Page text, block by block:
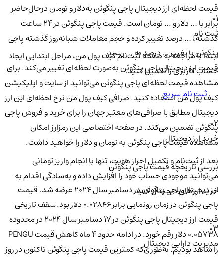
قیمت لحظه‌ای ارز دیجیتال پاجی پنگوئن به‌دلار و تومان درحال‌حاضر
برابر با … دلار و ... تومان است. قیمت پاجی پنگوئن در ۲۴ ساعت
گذشته، … درصد تغییر کرده و حجم معاملات شبانه‌روز گذشته پاجی
پنگوئن با تغییر … درصد به … رسید.
قیمت ارز دیجیتال پاجی پنگوئن به‌صورت لحظه‌ای تغییر می‌کند. برای
مشاهده قیمت لحظه‌ای پاجی پنگوئن می‌توانید از سایت و اپلیکیشن
کیف پول من استفاده کنید. صرافی کیف پول من نرخ لحظه‌ای این ارز
دیجیتال مطابق با صرافی‌های معتبر جهان را برای خرید و فروش پاجی
پنگوئن تضمین می‌کند. در صفحه اختصاصی این رمزارز امکان
مشاهده قیمت پاجی پنگوئن به تومان و دلار را خواهید داشت.
بررسی تاریخچه قیمت پاجی پنگوئن
ارز دیجیتال پاجی پنگوئن در دسامبر سال ۲۰۲۴ عرضه شد. قیمت
پاجی پنگوئن در زمان رونمایی برابر ۰.۰۲۸۴۶ دلار بود. سقف تاریخی
قیمت ارز دیجیتال پاجی پنگوئن در ۱۷ دسامبر سال ۲۰۲۴ در محدوده
۰.۰۵۷۳۸ دلار رقم خورد. در ادامه حدود ۴ ماه کاهش قیمت PENGU
را شاهد بودیم. به‌طوری‌که کمترین قیمت پاجی پنگوئن تاکنون در روز
01
ثبت نام
ابتدا با مراجعه به صفحه ثبت‌نام کیف‌ پول من، مراحل ابتدایی ایجاد
حساب کاربری را تکمیل کنید.
ثبت نام سریع
02
خرید ارز دیجیتال
بعد از ثبت‌نام و تکمیل احراز هویت، تنها با انجام واریز تومانی
می‌توانید موجودی حساب خود را افزایش داده و به‌سادگی اقدام به
خرید ارزهای دیجیتال کنید.
03
مدیریت دارایی دیجیتال